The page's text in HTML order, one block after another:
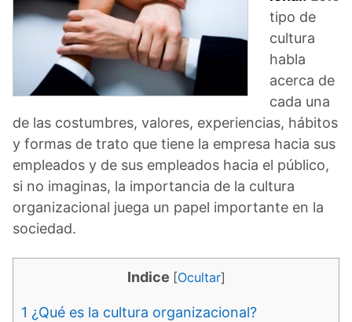
tipo de
cultura
habla
acerca de
cada una
de las costumbres, valores, experiencias, hábitos
y formas de trato que tiene la empresa hacia sus
empleados y de sus empleados hacia el público,
si no imaginas, la importancia de la cultura
organizacional juega un papel importante en la
sociedad.
Indice [Ocultar]
1 ¿Qué es la cultura organizacional?